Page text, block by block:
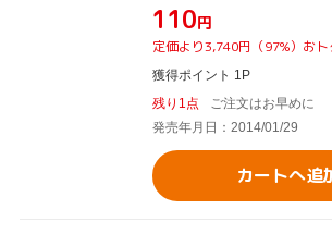
¥110円
定価より3,740円（97%）おト
獲得ポイント 1P
残り1点
ご注文はお早めに
発売年月日：2014/01/29
カートへ追